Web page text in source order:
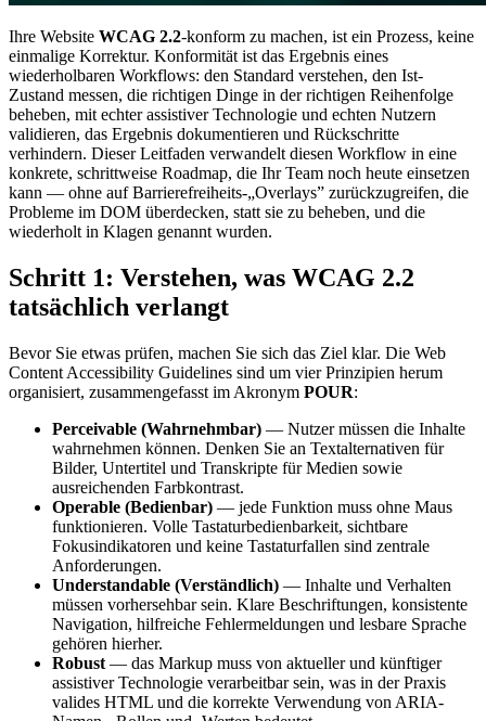
Ihre Website WCAG 2.2-konform zu machen, ist ein Prozess, keine
einmalige Korrektur. Konformität ist das Ergebnis eines
wiederholbaren Workflows: den Standard verstehen, den Ist-
Zustand messen, die richtigen Dinge in der richtigen Reihenfolge
beheben, mit echter assistiver Technologie und echten Nutzern
validieren, das Ergebnis dokumentieren und Rückschritte
verhindern. Dieser Leitfaden verwandelt diesen Workflow in eine
konkrete, schrittweise Roadmap, die Ihr Team noch heute einsetzen
kann — ohne auf Barrierefreiheits-„Overlays” zurückzugreifen, die
Probleme im DOM überdecken, statt sie zu beheben, und die
wiederholt in Klagen genannt wurden.
Schritt 1: Verstehen, was WCAG 2.2
tatsächlich verlangt
Bevor Sie etwas prüfen, machen Sie sich das Ziel klar. Die Web
Content Accessibility Guidelines sind um vier Prinzipien herum
organisiert, zusammengefasst im Akronym POUR:
Perceivable (Wahrnehmbar) — Nutzer müssen die Inhalte
wahrnehmen können. Denken Sie an Textalternativen für
Bilder, Untertitel und Transkripte für Medien sowie
ausreichenden Farbkontrast.
Operable (Bedienbar) — jede Funktion muss ohne Maus
funktionieren. Volle Tastaturbedienbarkeit, sichtbare
Fokusindikatoren und keine Tastaturfallen sind zentrale
Anforderungen.
Understandable (Verständlich) — Inhalte und Verhalten
müssen vorhersehbar sein. Klare Beschriftungen, konsistente
Navigation, hilfreiche Fehlermeldungen und lesbare Sprache
gehören hierher.
Robust — das Markup muss von aktueller und künftiger
assistiver Technologie verarbeitbar sein, was in der Praxis
valides HTML und die korrekte Verwendung von ARIA-